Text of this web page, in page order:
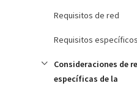
Requisitos de red
Requisitos
Consideraciones de
específicas de la